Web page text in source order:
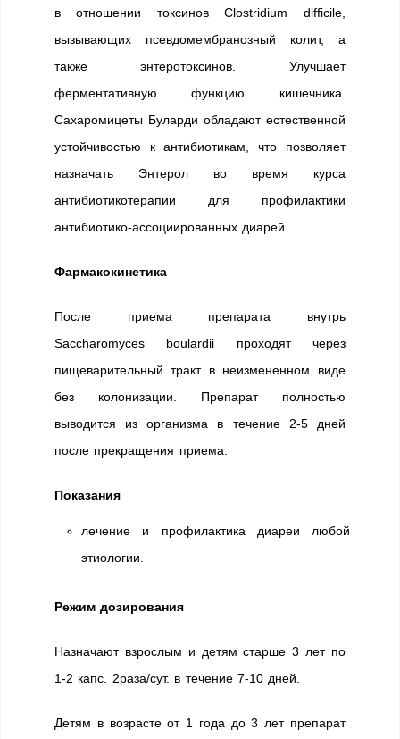
в отношении токсинов Clostridium difficile,
вызывающих псевдомембранозный колит, а
также энтеротоксинов. Улучшает
ферментативную функцию кишечника.
Сахаромицеты Буларди обладают естественной
устойчивостью к антибиотикам, что позволяет
назначать Энтерол во время курса
антибиотикотерапии для профилактики
антибиотико-ассоциированных диарей.
Фармакокинетика
После приема препарата внутрь
Saccharomyces boulardii проходят через
пищеварительный тракт в неизмененном виде
без колонизации. Препарат полностью
выводится из организма в течение 2-5 дней
после прекращения приема.
Показания
лечение и профилактика диареи любой
этиологии.
Режим дозирования
Назначают взрослым и детям старше 3 лет по
1-2 капс. 2раза/сут. в течение 7-10 дней.
Детям в возрасте от 1 года до 3 лет препарат